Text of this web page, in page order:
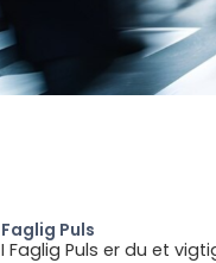
Faglig Puls
I Faglig Puls er du et